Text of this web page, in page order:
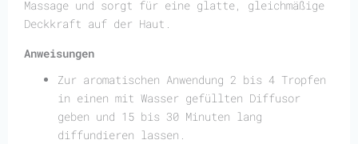
Massage und sorgt für eine glatte, gleichmäßige
Deckkraft auf der Haut.
Anweisungen
Zur aromatischen Anwendung 2 bis 4 Tropfen
in einen mit Wasser gefüllten Diffusor
geben und 15 bis 30 Minuten lang
diffundieren lassen.